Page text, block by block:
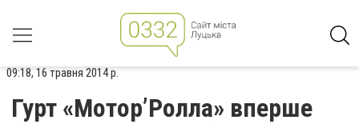
09:18, 16 травня 2014 р.
Гурт «Мотор’Ролла» вперше